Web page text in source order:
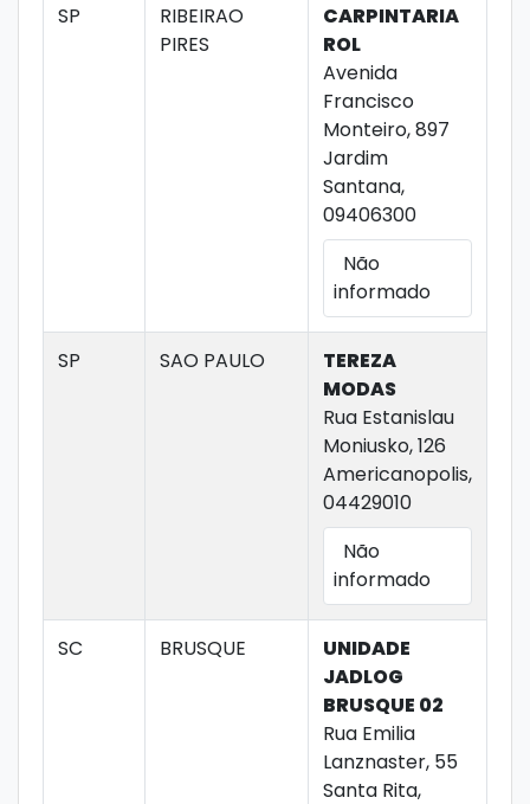
SP
RIBEIRAO
PIRES
CARPINTARIA
ROL
Avenida
Francisco
Monteiro, 897
Jardim
Santana,
09406300
Não
informado
SP SAO PAULO
TEREZA
MODAS
Rua Estanislau
Moniusko, 126
Americanopolis,
04429010
Não
informado
SC BRUSQUE
UNIDADE
JADLOG
BRUSQUE 02
Rua Emilia
Lanznaster, 55
Santa Rita,